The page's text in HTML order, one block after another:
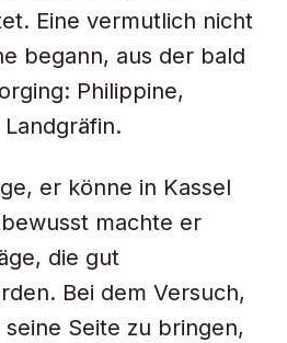
Eine vermutlich nicht
begann, aus der bald
Philippine,
er könne in Kassel
machte er
die gut
Bei dem Versuch,
Seite zu bringen,